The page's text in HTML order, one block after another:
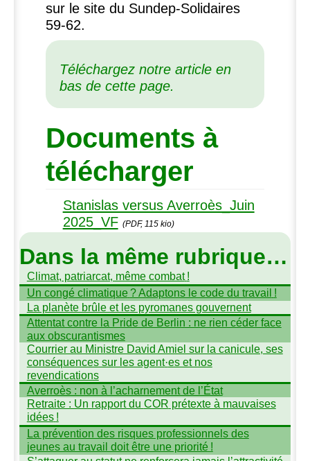
sur le site du Sundep-Solidaires
59‑62.
Téléchargez notre article en
bas de cette page.
Documents à
télécharger
Stanislas versus Averroès_Juin
2025_VF (PDF, 115 kio)
Dans la même rubrique…
Climat, patriarcat, même combat !
Un congé climatique ? Adaptons le code du travail !
La planète brûle et les pyromanes gouvernent
Attentat contre la Pride de Berlin : ne rien céder face
aux obscurantismes
Courrier au Ministre David Amiel sur la canicule, ses
conséquences sur les agent·es et nos
revendications
Averroès : non à l’acharnement de l’État
Retraite : Un rapport du COR prétexte à mauvaises
idées !
La prévention des risques professionnels des
jeunes au travail doit être une priorité !